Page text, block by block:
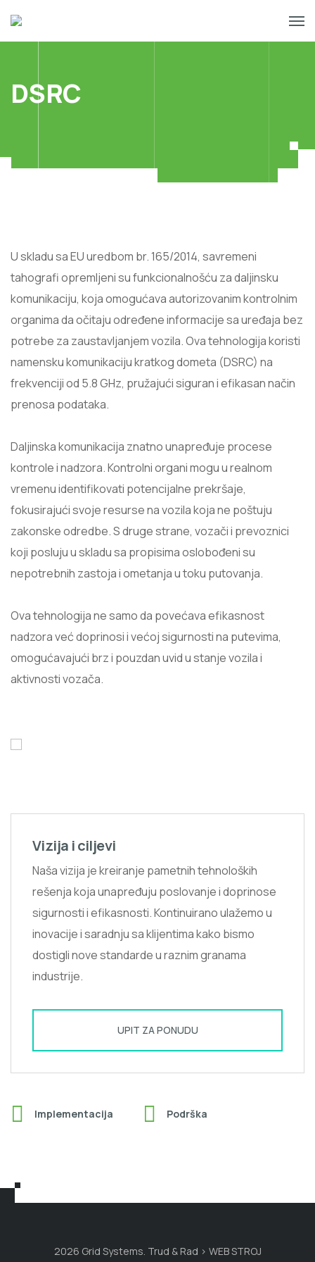
DSRC
U skladu sa EU uredbom br. 165/2014, savremeni
tahografi opremljeni su funkcionalnošću za daljinsku
komunikaciju, koja omogućava autorizovanim kontrolnim
organima da očitaju određene informacije sa uređaja bez
potrebe za zaustavljanjem vozila. Ova tehnologija koristi
namensku komunikaciju kratkog dometa (DSRC) na
frekvenciji od 5.8 GHz, pružajući siguran i efikasan način
prenosa podataka.
Daljinska komunikacija znatno unapređuje procese
kontrole i nadzora. Kontrolni organi mogu u realnom
vremenu identifikovati potencijalne prekršaje,
fokusirajući svoje resurse na vozila koja ne poštuju
zakonske odredbe. S druge strane, vozači i prevoznici
koji posluju u skladu sa propisima oslobođeni su
nepotrebnih zastoja i ometanja u toku putovanja.
Ova tehnologija ne samo da povećava efikasnost
nadzora već doprinosi i većoj sigurnosti na putevima,
omogućavajući brz i pouzdan uvid u stanje vozila i
aktivnosti vozača.
Vizija i ciljevi
Naša vizija je kreiranje pametnih tehnoloških
rešenja koja unapređuju poslovanje i doprinosе
sigurnosti i efikasnosti. Kontinuirano ulažemo u
inovacije i saradnju sa klijentima kako bismo
dostigli nove standarde u raznim granama
industrije.
UPIT ZA PONUDU
Implementacija Podrška
2026 Grid Systems. Trud & Rad > WEB STROJ